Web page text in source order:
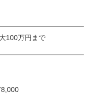
100万円まで